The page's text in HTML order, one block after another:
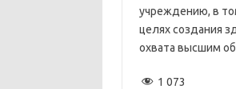
учреждению, в
целях создания
охвата высшим
1 073